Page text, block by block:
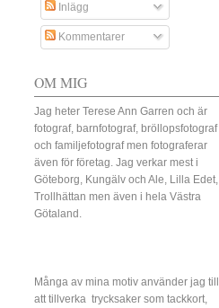
Inlägg
Kommentarer
OM MIG
Jag heter Terese Ann Garren och är
fotograf, barnfotograf, bröllopsfotograf
och familjefotograf men fotograferar
även för företag. Jag verkar mest i
Göteborg, Kungälv och Ale, Lilla Edet,
Trollhättan men även i hela Västra
Götaland.
Många av mina motiv använder jag till
att tillverka trycksaker som tackkort,